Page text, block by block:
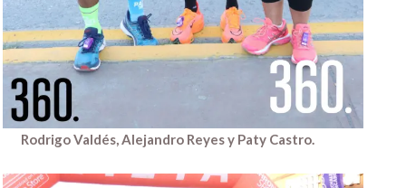
Rodrigo Valdés, Alejandro Reyes y Paty Castro.